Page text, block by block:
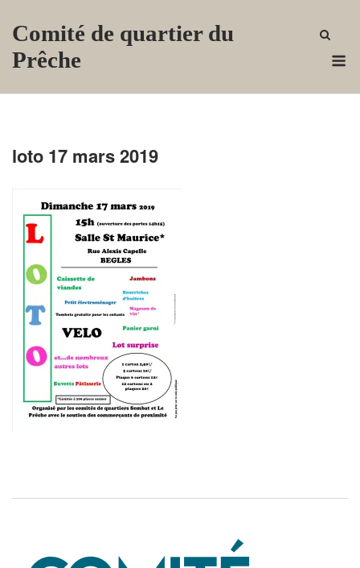
Comité de quartier du
Prêche
loto 17 mars 2019